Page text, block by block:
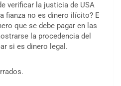
verificar la justicia de USA
fianza no es dinero ilícito? E
que se debe pagar en las
la procedencia del
si es dinero legal.